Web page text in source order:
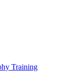
Training